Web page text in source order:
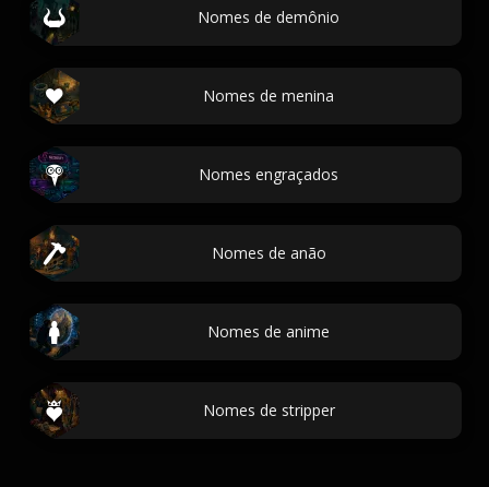
Nomes de demônio
Nomes de menina
Nomes engraçados
Nomes de anão
Nomes de anime
Nomes de stripper